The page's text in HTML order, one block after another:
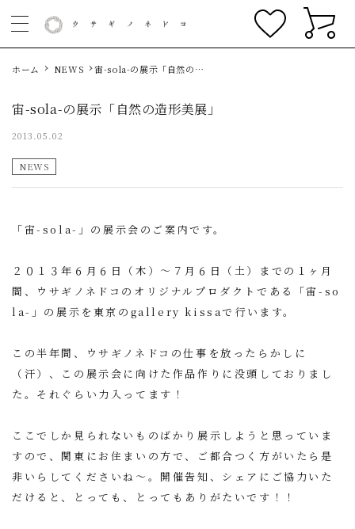
ホーム NEWS
宙-sola-の展示「自然の造
宙-sola-の展示「自然の造形美展」
2013.05.02
NEWS
「宙-sola-」の展示会のご案内です。
２０１３年６月６日（木）〜７月６日（土）までの１ヶ月
間、ウサギノネドコのオリジナルプロダクトである「宙-so
la-」の展示を東京の gallery kissaで行います。
この半年間、ウサギノネドコの仕事を放ったらかしに
（汗）、この展示会に向けた作品作りに没頭しておりまし
た。それぐらい力入ってます！
ここでしか見られないものばかり展示しようと思っていま
すので、関東にお住まいの方で、ご都合つく方がいたら是
非いらしてくださいね〜。開催告知、シェアにご協力いた
だけると、とっても、とってもありがたいです！！